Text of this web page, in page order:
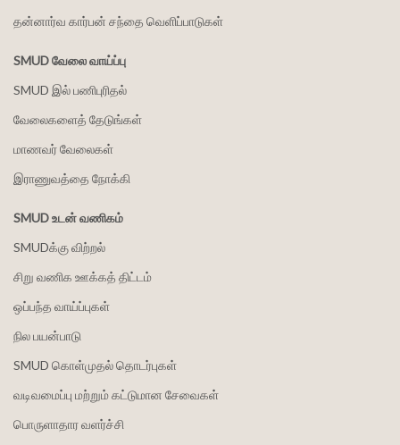
தன்னார்வ கார்பன் சந்தை வெளிப்பாடுகள்
SMUD வேலை வாய்ப்பு
SMUD இல் பணிபுரிதல்
வேலைகளைத் தேடுங்கள்
மாணவர் வேலைகள்
இராணுவத்தை நோக்கி
SMUD உடன் வணிகம்
SMUDக்கு விற்றல்
சிறு வணிக ஊக்கத் திட்டம்
ஒப்பந்த வாய்ப்புகள்
நில பயன்பாடு
SMUD கொள்முதல் தொடர்புகள்
வடிவமைப்பு மற்றும் கட்டுமான சேவைகள்
பொருளாதார வளர்ச்சி